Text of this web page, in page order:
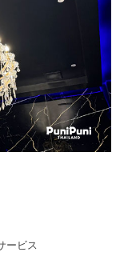
ービス